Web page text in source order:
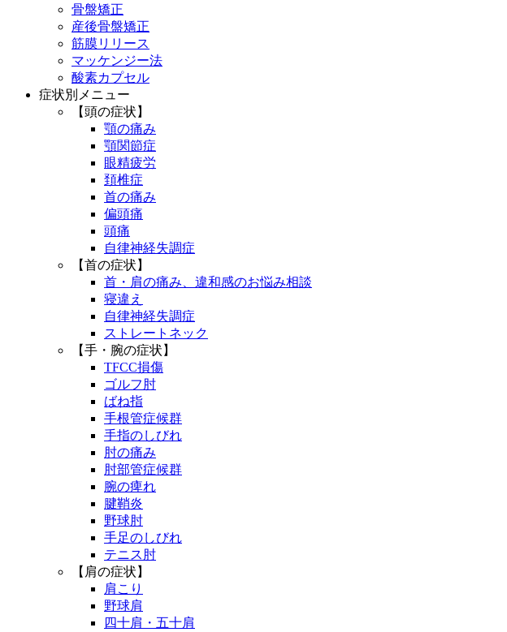
骨盤矯正
産後骨盤矯正
筋膜リリース
マッケンジー法
酸素カプセル
症状別メニュー
【頭の症状】
顎の痛み
顎関節症
眼精疲労
頚椎症
首の痛み
偏頭痛
頭痛
自律神経失調症
【首の症状】
首・肩の痛み、違和感のお悩み相談
寝違え
自律神経失調症
ストレートネック
【手・腕の症状】
TFCC損傷
ゴルフ肘
ばね指
手根管症候群
手指のしびれ
肘の痛み
肘部管症候群
腕の痺れ
腱鞘炎
野球肘
手足のしびれ
テニス肘
【肩の症状】
肩こり
野球肩
四十肩・五十肩